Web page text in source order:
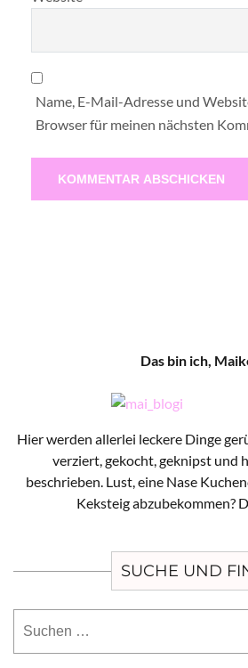
Name, E-Mail-Adresse und
Browser für meinen nächsten
Das bin ich,
Hier werden allerlei leckere Dinge
verziert, gekocht, geknipst und
beschrieben. Lust, eine Nase
Keksteig abzubekommen?
SUCHE UND